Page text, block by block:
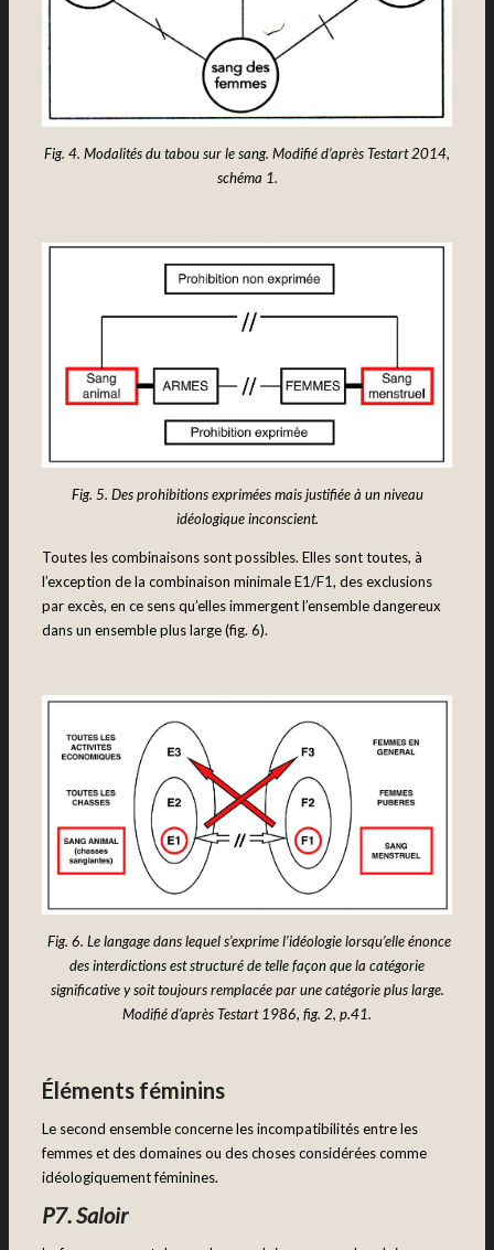
Fig. 4. Modalités du tabou sur le sang. Modifié d’après Testart 2014,
schéma 1.
Fig. 5. Des prohibitions exprimées mais justifiée à un niveau
idéologique inconscient.
Toutes les combinaisons sont possibles. Elles sont toutes, à
l’exception de la combinaison minimale E1/F1, des exclusions
par excès, en ce sens qu’elles immergent l’ensemble dangereux
dans un ensemble plus large (fig. 6).
Fig. 6. Le langage dans lequel s’exprime l’idéologie lorsqu’elle énonce
des interdictions est structuré de telle façon que la catégorie
significative y soit toujours remplacée par une catégorie plus large.
Modifié d’après Testart 1986, fig. 2, p.41.
Éléments féminins
Le second ensemble concerne les incompatibilités entre les
femmes et des domaines ou des choses considérées comme
idéologiquement féminines.
P7. Saloir